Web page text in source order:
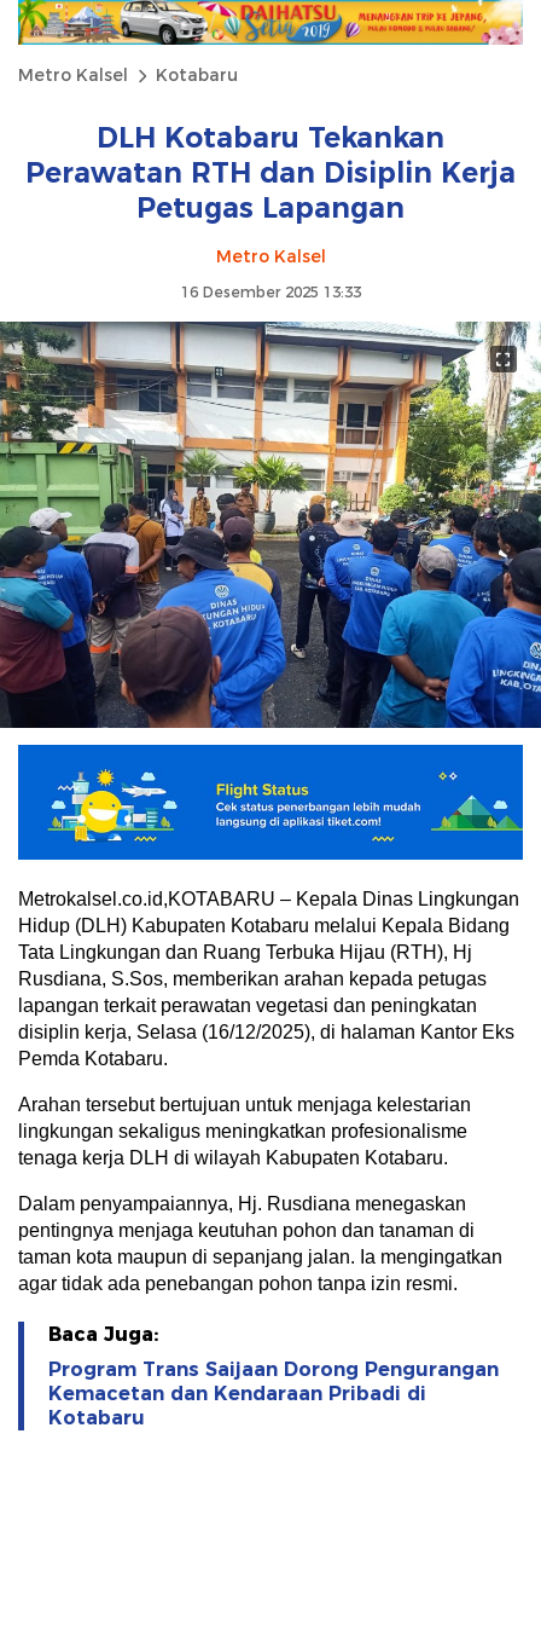
Metro Kalsel Kotabaru
DLH Kotabaru Tekankan
Perawatan RTH dan Disiplin Kerja
Petugas Lapangan
Metro Kalsel
16 Desember 2025 13:33
Metrokalsel.co.id,KOTABARU – Kepala Dinas Lingkungan
Hidup (DLH) Kabupaten Kotabaru melalui Kepala Bidang
Tata Lingkungan dan Ruang Terbuka Hijau (RTH), Hj
Rusdiana, S.Sos, memberikan arahan kepada petugas
lapangan terkait perawatan vegetasi dan peningkatan
disiplin kerja, Selasa (16/12/2025), di halaman Kantor Eks
Pemda Kotabaru.
Arahan tersebut bertujuan untuk menjaga kelestarian
lingkungan sekaligus meningkatkan profesionalisme
tenaga kerja DLH di wilayah Kabupaten Kotabaru.
Dalam penyampaiannya, Hj. Rusdiana menegaskan
pentingnya menjaga keutuhan pohon dan tanaman di
taman kota maupun di sepanjang jalan. Ia mengingatkan
agar tidak ada penebangan pohon tanpa izin resmi.
Baca Juga:
Program Trans Saijaan Dorong Pengurangan
Kemacetan dan Kendaraan Pribadi di
Kotabaru